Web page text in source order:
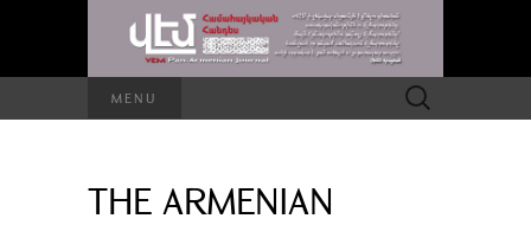
MENU
Search
for:
THE ARMENIAN